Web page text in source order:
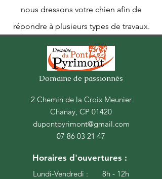
nous dressons votre chien afin de
répondre à plusieurs types de travaux.
Domaine de passionnés
2 Chemin de la Croix Meunier
Chanay, CP 01420
dupontpyrimont@gmail.com
07 86 03 21 47
Horaires d'ouvertures :
Lundi-Vendredi : 8h - 12h